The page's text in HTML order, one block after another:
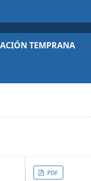
TEMPRANA
Article
PDF